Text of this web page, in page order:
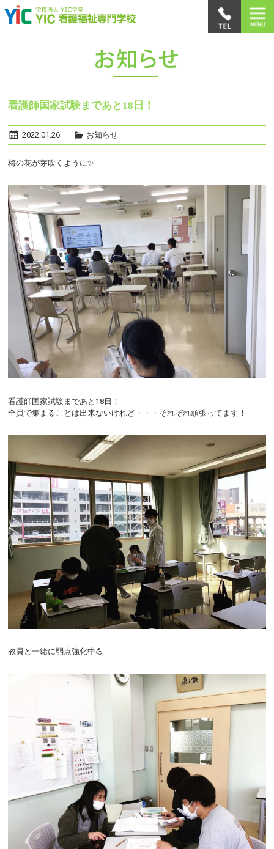
看護師国家試験まであと18日！
2022.01.26 お知らせ
梅の花が芽吹くように✨
看護師国家試験まであと18日！
全員で集まることは出来ないけれど・・・それぞれ頑張ってます！
教員と一緒に弱点強化中💪